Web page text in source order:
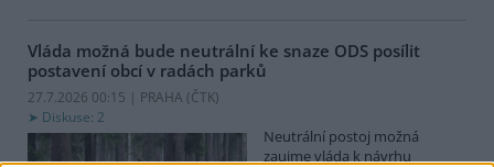
Vláda možná bude neutrální ke snaze ODS posílit
postavení obcí v radách parků
27.7.2026 00:15 | PRAHA (ČTK)
Diskuse: 2
Neutrální postoj možná
zaujme vláda k návrhu